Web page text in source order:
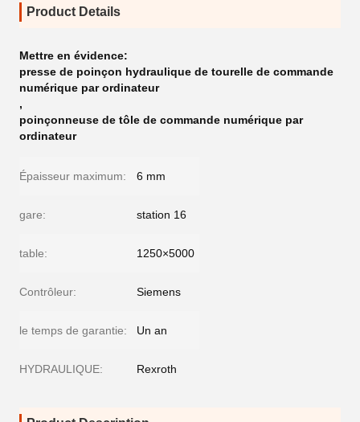
Product Details
Mettre en évidence:
presse de poinçon hydraulique de tourelle de commande
numérique par ordinateur
,
poinçonneuse de tôle de commande numérique par
ordinateur
Épaisseur maximum: 6 mm
gare: station 16
table: 1250×5000
Contrôleur: Siemens
le temps de garantie: Un an
HYDRAULIQUE: Rexroth